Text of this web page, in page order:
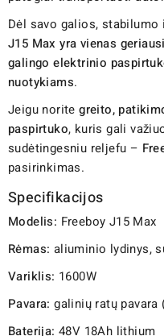
Dėl savo galios,
J15 Max yra vienas
galingo elektrinio
nuotykiams.
Jeigu noritegreito,
paspirtuko, kuris gali
sudėtingesniu reljefu –
pasirinkimas.
Specifikacijos
Modelis: Freeboy J15 Max
Rėmas: aliuminio lydinys,
Variklis: 1600W
Pavara: galinių ratų pavara
Baterija: 48V 18Ah lithium